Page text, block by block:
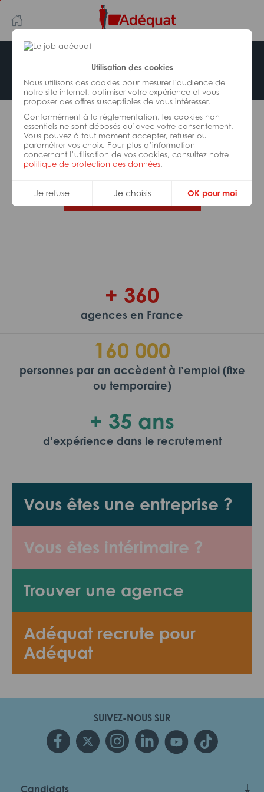
Utilisation des cookies
Nous utilisons des cookies pour mesurer l'audience de
notre site internet, optimiser votre expérience et vous
proposer des offres susceptibles de vous intéresser.
Conformément à la réglementation, les cookies non
essentiels ne sont déposés qu’avec votre consentement.
Vous pouvez à tout moment accepter, refuser ou
paramétrer vos choix. Pour plus d’information
concernant l’utilisation de vos cookies, consultez notre
politique de protection des données.
Je refuse Je choisis OK pour moi
au
contenu
principal
navigation
Offre indisponible
L’offre d’emploi que vous tentez de consulter n’est
plus disponible.
De nombreuses autres missions peuvent vous
correspondre, consultez toutes nos offres.
Trouvez votre job Adéquat !
Vous êtes une entreprise ?
Vous êtes intérimaire ?
Trouver une agence
Adéquat recrute pour
Adéquat
+ 360
agences en France
160 000
personnes par an accèdent à l’emploi (fixe
ou temporaire)
+ 35 ans
d’expérience dans le recrutement
SUIVEZ-NOUS SUR
Candidats